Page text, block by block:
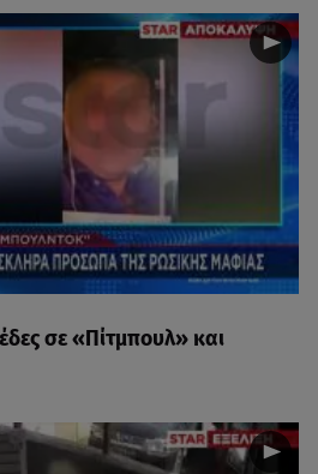
σε «Πίτμπουλ» και